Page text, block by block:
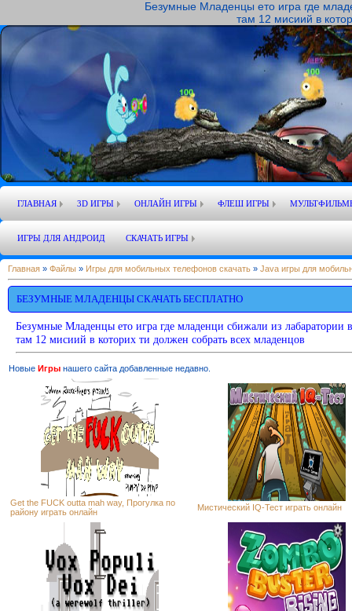
Безумные Младенцы ето игра где
там 12 мисиий в
ГЛАВНАЯ 3D ИГРЫ ОНЛАЙН ИГРЫ ФЛЕШ ИГРЫ
ИГРЫ ДЛЯ АНДРОИД СКАЧАТЬ ИГРЫ
Главная » Файлы » Игры для мобильных телефонов скачать » Java игры для
БЕЗУМНЫЕ МЛАДЕНЦЫ СКАЧАТЬ БЕСПЛАТНО
Безумные Младенцы ето игра где младенци сбижали из лабаратории
там 12 мисиий в которих ти должен собрать всех младенцов
Новые Игры нашего сайта добавленные недавно.
Get the FUCK outta mah way, Прогулка по
району играть онлайн
Мистический IQ-Тест играть онлайн